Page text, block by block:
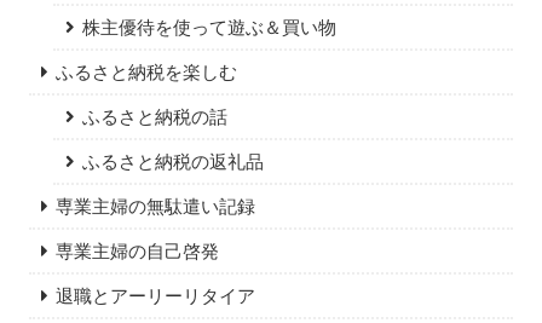
株主優待を使って遊ぶ＆買い物
ふるさと納税を楽しむ
ふるさと納税の話
ふるさと納税の返礼品
専業主婦の無駄遣い記録
専業主婦の自己啓発
退職とアーリーリタイア